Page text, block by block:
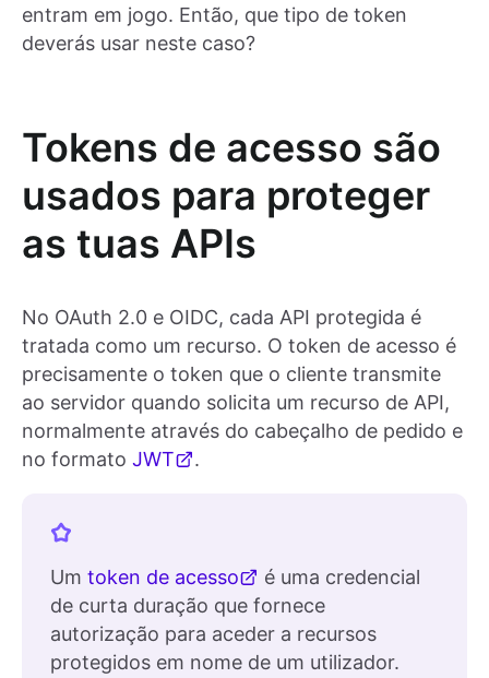
entram em jogo. Então, que tipo de token
deverás usar neste caso?
Tokens de acesso são
usados para proteger
as tuas APIs
No OAuth 2.0 e OIDC, cada API protegida é
tratada como um recurso. O token de acesso é
precisamente o token que o cliente transmite
ao servidor quando solicita um recurso de API,
normalmente através do cabeçalho de pedido e
no formato JWT .
Um token de acesso
é uma credencial
de curta duração que fornece
autorização para aceder a recursos
protegidos em nome de um utilizador.